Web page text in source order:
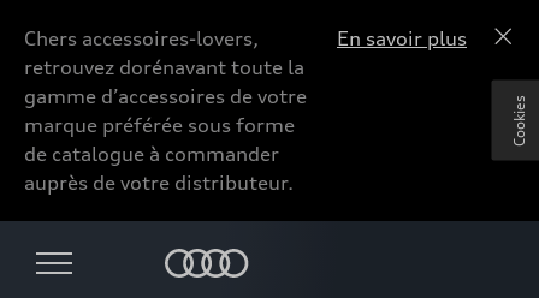
Chers accessoires-lovers,
retrouvez dorénavant toute la
gamme d’accessoires de votre
marque préférée sous forme
de catalogue à commander
auprès de votre distributeur.
En savoir plus
Cookies